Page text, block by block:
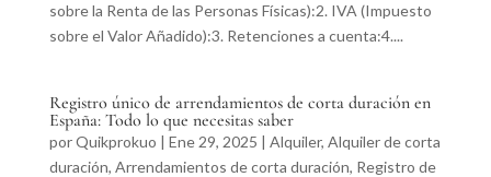
sobre la Renta de las Personas Físicas):2. IVA (Impuesto
sobre el Valor Añadido):3. Retenciones a cuenta:4....
Registro único de arrendamientos de corta duración en
España: Todo lo que necesitas saber
porQuikprokuo | Ene 29, 2025 | Alquiler, Alquiler de corta
duración, Arrendamientos de corta duración, Registro de